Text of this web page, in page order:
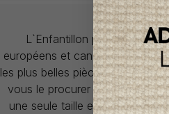
L`Enfantillon propose des
européens et canadiens à prix
les plus belles pièces de
vous le procurer car la plupart
une seule taille et en un seul